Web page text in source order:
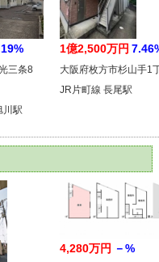
三条8
川駅
1億2,500万円
大阪府枚方市杉山手1
JR片町線 長尾駅
4,280万円 －%